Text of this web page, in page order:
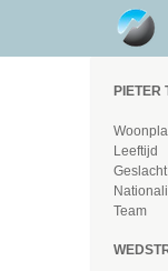
PIETER
Leeftijd
Geslacht
Team